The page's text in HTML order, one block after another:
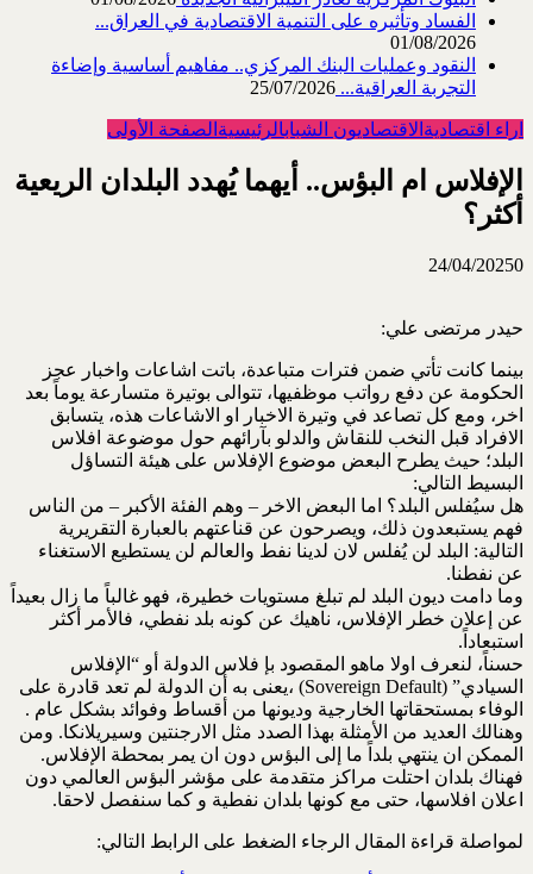
الفساد وتأثيره على التنمية الاقتصادية في العراق...
01/08/2026
النقود وعمليات البنك المركزي.. مفاهيم أساسية وإضاءة
التجربة العراقية... 25/07/2026
اراء اقتصادية الاقتصاديون الشبابالرئيسية الصفحة الأولى
الإفلاس ام البؤس.. أيهما يُهدد البلدان الريعية
أكثر؟
24/04/20250
حيدر مرتضى علي:
بينما كانت تأتي ضمن فترات متباعدة، باتت اشاعات واخبار عجز
الحكومة عن دفع رواتب موظفيها، تتوالى بوتيرة متسارعة يوماً بعد
اخر، ومع كل تصاعد في وتيرة الاخبار او الاشاعات هذه، يتسابق
الافراد قبل النخب للنقاش والدلو بآرائهم حول موضوعة افلاس
البلد؛ حيث يطرح البعض موضوع الإفلاس على هيئة التساؤل
البسيط التالي:
هل سيُفلس البلد؟ اما البعض الاخر – وهم الفئة الأكبر – من الناس
فهم يستبعدون ذلك، ويصرحون عن قناعتهم بالعبارة التقريرية
التالية: البلد لن يُفلس لان لدينا نفط والعالم لن يستطيع الاستغناء
عن نفطنا.
وما دامت ديون البلد لم تبلغ مستويات خطيرة، فهو غالباً ما زال بعيداً
عن إعلان خطر الإفلاس، ناهيك عن كونه بلد نفطي، فالأمر أكثر
استبعاداً.
حسناً، لنعرف اولا ماهو المقصود بإ فلاس الدولة أو “الإفلاس
السيادي” (Sovereign Default) ،يعنى به أن الدولة لم تعد قادرة على
الوفاء بمستحقاتها الخارجية وديونها من أقساط وفوائد بشكل عام .
وهنالك العديد من الأمثلة بهذا الصدد مثل الارجنتين وسيريلانكا. ومن
الممكن ان ينتهي بلداً ما إلى البؤس دون ان يمر بمحطة الإفلاس.
فهناك بلدان احتلت مراكز متقدمة على مؤشر البؤس العالمي دون
اعلان افلاسها، حتى مع كونها بلدان نفطية و كما سنفصل لاحقا.
لمواصلة قراءة المقال الرجاء الضغط على الرابط التالي: